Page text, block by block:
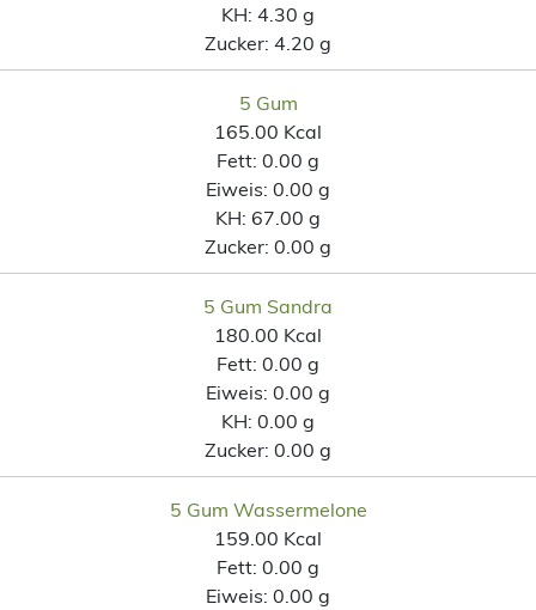
KH: 4.30 g
Zucker: 4.20 g
5 Gum
165.00 Kcal
Fett: 0.00 g
Eiweis: 0.00 g
KH: 67.00 g
Zucker: 0.00 g
5 Gum Sandra
180.00 Kcal
Fett: 0.00 g
Eiweis: 0.00 g
KH: 0.00 g
Zucker: 0.00 g
5 Gum Wassermelone
159.00 Kcal
Fett: 0.00 g
Eiweis: 0.00 g